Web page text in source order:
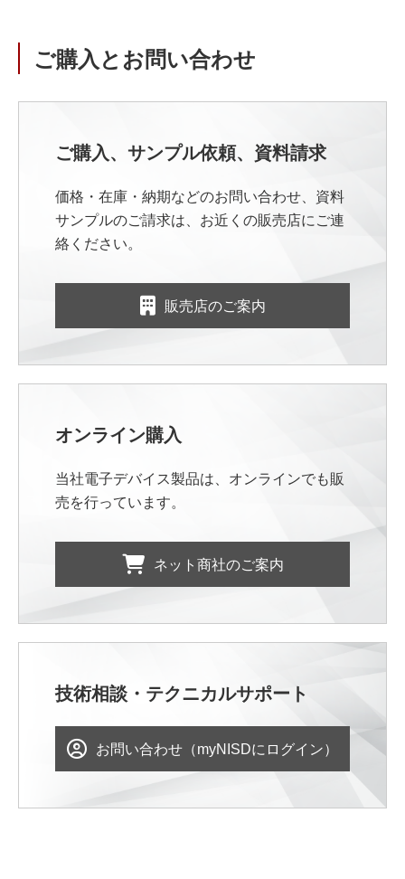
ご購入とお問い合わせ
ご購入、サンプル依頼、資料請求
価格・在庫・納期などのお問い合わせ、資料
サンプルのご請求は、お近くの販売店にご連
絡ください。
販売店のご案内
オンライン購入
当社電子デバイス製品は、オンラインでも販
売を行っています。
ネット商社のご案内
技術相談・テクニカルサポート
お問い合わせ（myNISDにログイン）